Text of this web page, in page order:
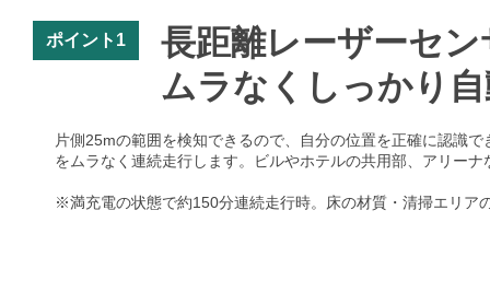
ポイント1
長距離レーザーセ
ムラなくしっかり
片側25mの範囲を検知できるので、自分の位置を正確に認識
をムラなく連続走行します。ビルやホテルの共用部、アリー
※満充電の状態で約150分連続走行時。床の材質・清掃エリア